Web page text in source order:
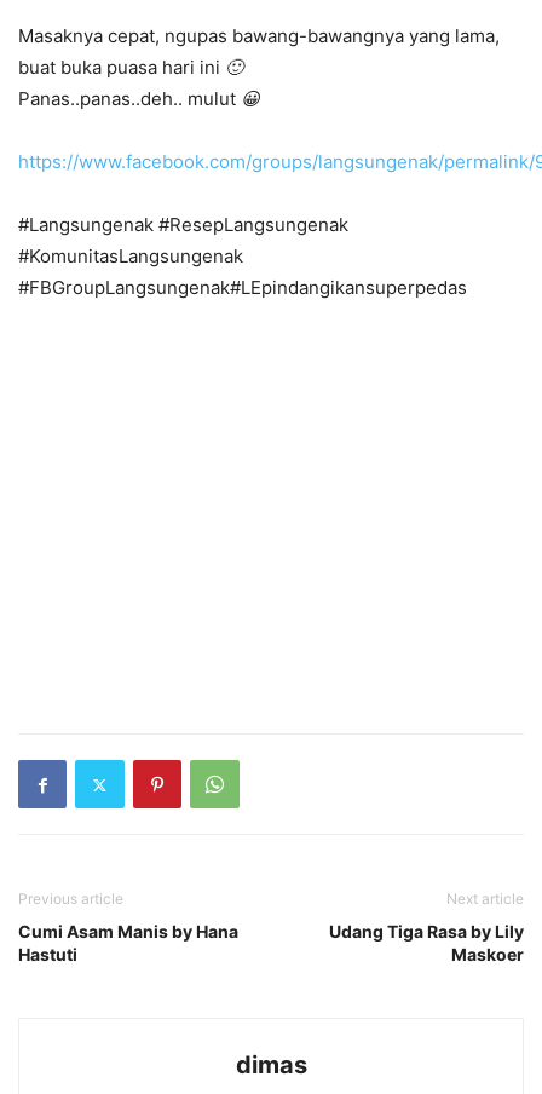
Masaknya cepat, ngupas bawang-bawangnya yang lama,
buat buka puasa hari ini 🙂
Panas..panas..deh.. mulut 😀
https://www.facebook.com/groups/langsungenak/
#Langsungenak #ResepLangsungenak
#KomunitasLangsungenak
#FBGroupLangsungenak#LEpindangikansuperpedas
Previous article
Cumi Asam Manis by Hana
Hastuti
Next article
Udang Tiga Rasa by Lily
Maskoer
dimas